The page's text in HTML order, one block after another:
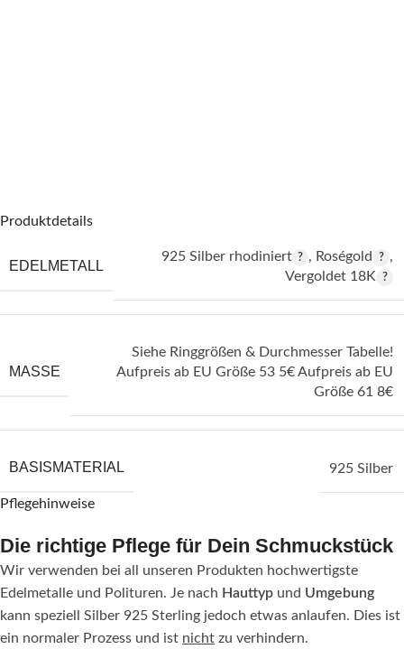
Produktdetails
EDELMETALL
925 Silber rhodiniert , Roségold
,
Vergoldet 18K
MASSE
Siehe Ringgrößen & Durchmesser Tabelle!
Aufpreis ab EU Größe 53 5€ Aufpreis ab EU
Größe 61 8€
BASISMATERIAL 925 Silber
Pflegehinweise
Die richtige Pflege für Dein Schmuckstück
Wir verwenden bei all unseren Produkten hochwertigste
Edelmetalle und Polituren. Je nach Hauttyp und Umgebung
kann speziell Silber 925 Sterling jedoch etwas anlaufen. Dies ist
ein normaler Prozess und ist nicht zu verhindern.